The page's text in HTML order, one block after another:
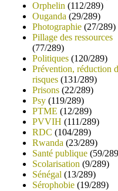
Orphelin (112/289)
Ouganda (29/289)
Photographie (27/289)
Pillage des ressources
(77/289)
Politiques (120/289)
Prévention, réduction
risques (131/289)
Prisons (22/289)
Psy (119/289)
PTME (12/289)
PVVIH (111/289)
RDC (104/289)
Rwanda (23/289)
Santé publique (59/
Scolarisation (9/289)
Sénégal (13/289)
Sérophobie (19/289)